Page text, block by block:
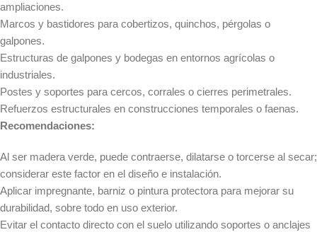
ampliaciones.
Marcos y bastidores para cobertizos, quinchos, pérgolas o
galpones.
Estructuras de galpones y bodegas en entornos agrícolas o
industriales.
Postes y soportes para cercos, corrales o cierres perimetrales.
Refuerzos estructurales en construcciones temporales o faenas.
Recomendaciones:
Al ser madera verde, puede contraerse, dilatarse o torcerse al secar;
considerar este factor en el diseño e instalación.
Aplicar impregnante, barniz o pintura protectora para mejorar su
durabilidad, sobre todo en uso exterior.
Evitar el contacto directo con el suelo utilizando soportes o anclajes